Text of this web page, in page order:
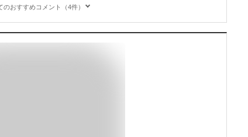
のおすすめコメント（4件）